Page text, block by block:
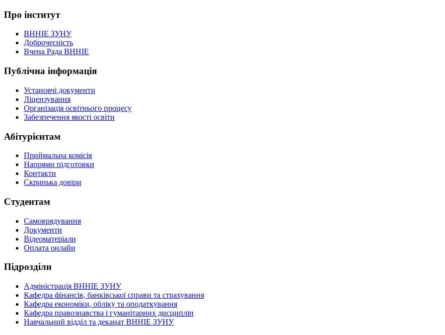
Про інститут
ВННІЕ ЗУНУ
Доброчесність
Вчена Рада ВННІЕ
Публічна інформація
Установчі документи
Ліцензування
Організація освітнього процесу
Забезпечення якості освіти
Абітурієнтам
Приймальна комісія
Напрями підготовки
Контакти
Скринька довіри
Студентам
Самоврядування
Документи
Відеоматеріали
Оплата онлайн
Підрозділи
Адміністрація ВННІЕ ЗУНУ
Кафедра фінансів, банківської справи та страхування
Кафедра економіки, обліку та оподаткування
Кафедра правознавства і гуманітарних дисциплін
Навчальний відділ та деканат ВННІЕ ЗУНУ